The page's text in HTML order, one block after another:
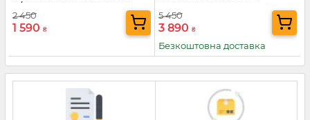
4/309 PRO
2 450
1 590 ₴
5 450
3 890 ₴
Безкоштовна доставка